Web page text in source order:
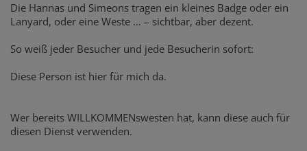
Die Hannas und Simeons tragen ein kleines Badge oder ein
Lanyard, oder eine Weste … – sichtbar, aber dezent.
So weiß jeder Besucher und jede Besucherin sofort:
Diese Person ist hier für mich da.
Wer bereits WILLKOMMENswesten hat, kann diese auch für
diesen Dienst verwenden.